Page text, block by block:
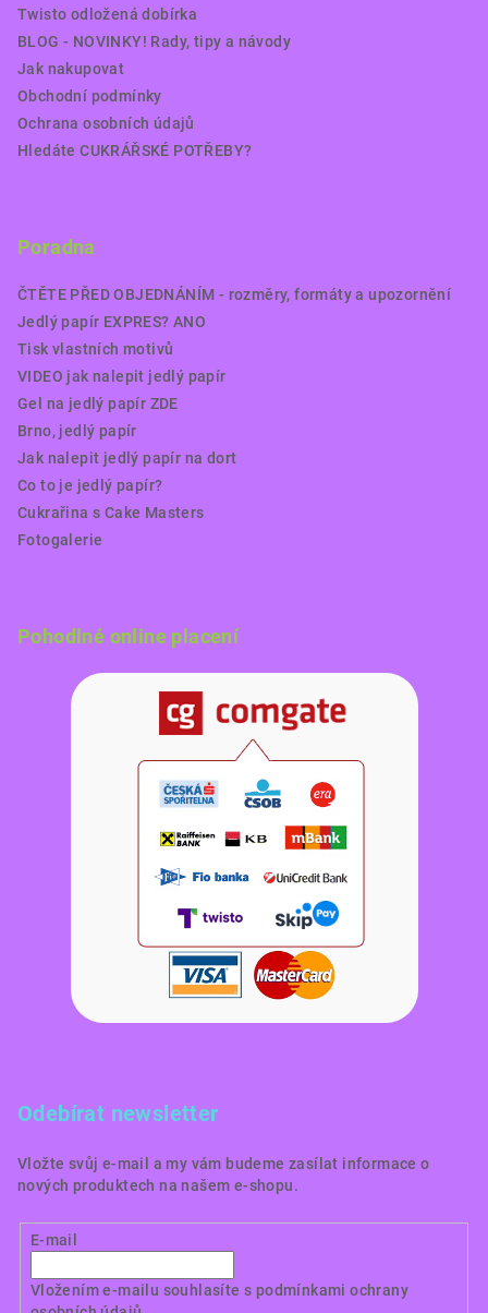
Twisto odložená dobírka
BLOG - NOVINKY! Rady, tipy a návody
Jak nakupovat
Obchodní podmínky
Ochrana osobních údajů
Hledáte CUKRÁŘSKÉ POTŘEBY?
Poradna
ČTĚTE PŘED OBJEDNÁNÍM - rozměry, formáty a upozornění
Jedlý papír EXPRES? ANO
Tisk vlastních motivů
VIDEO jak nalepit jedlý papír
Gel na jedlý papír ZDE
Brno, jedlý papír
Jak nalepit jedlý papír na dort
Co to je jedlý papír?
Cukrařina s Cake Masters
Fotogalerie
Pohodlné online placení
Odebírat newsletter
Vložte svůj e-mail a my vám budeme zasílat informace o
nových produktech na našem e-shopu.
E-mail
Vložením e-mailu souhlasíte s podmínkami ochrany